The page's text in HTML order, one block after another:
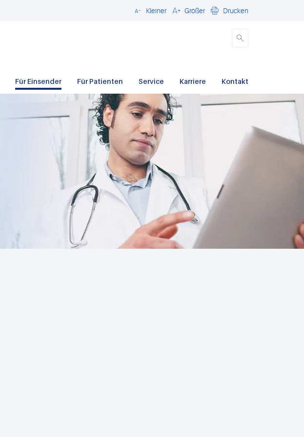
Schließen
Kleiner Größer Drucken
Für Einsender Für Patienten Service Karriere Kontakt